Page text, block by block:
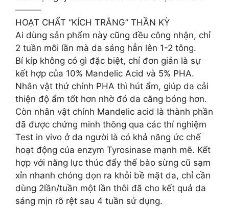
———
HOẠT CHẤT “KÍCH TRẮNG” THẦN KỲ
Ai dùng sản phẩm này cũng đều công nhận, chỉ
2 tuần mỗi lần mà da sáng hẳn lên 1-2 tông.
Bí kíp không có gì đặc biệt, chỉ đơn giản là sự
kết hợp của 10% Mandelic Acid và 5% PHA.
Nhân vật thứ chính PHA thì hút ẩm, giúp da cải
thiện độ ẩm tốt hơn nhờ đó da căng bóng hơn.
Còn nhân vật chính Mandelic acid là thành phần
đã được chứng minh thông qua các thí nghiệm
Test in vivo ở da người là có khả năng ức chế
hoạt động của enzym Tyrosinase mạnh mẽ. Kết
hợp với năng lực thúc đẩy thế bào sừng cũ sạm
xỉn nhanh chóng dọn ra khỏi bề mặt da, chỉ cần
dùng 2lần/tuần một lần thôi đã cho kết quả da
sáng mịn rõ rệt sau 4 tuần sử dụng.